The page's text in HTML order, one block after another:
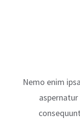
Nemo enim